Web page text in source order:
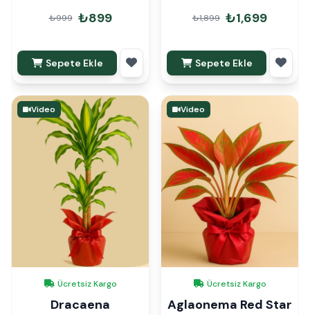
Paketli
₺999 ₺899
Sepete Ekle
₺1,899 ₺1,699
Sepete Ekle
Video
Ücretsiz Kargo
Dracaena
Video
Ücretsiz Kargo
Aglaonema Red Star